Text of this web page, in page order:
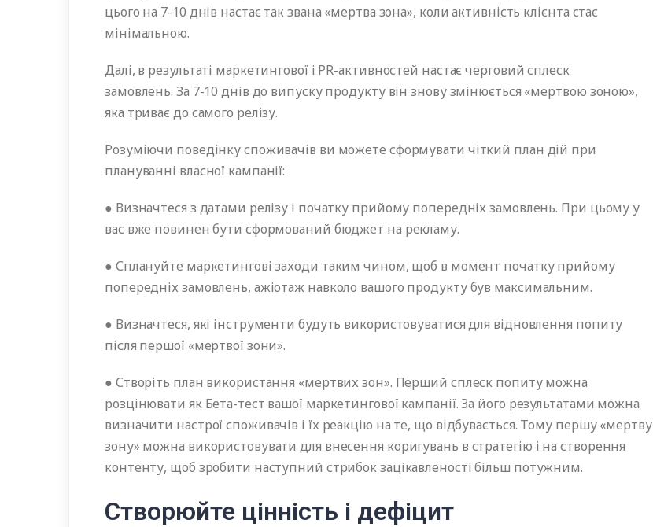
цього на 7-10 днів настає так звана «мертва зона», коли активність клієнта стає
мінімальною.
Далі, в результаті маркетингової і PR-активностей настає черговий сплеск
замовлень. За 7-10 днів до випуску продукту він знову змінюється «мертвою зоною»,
яка триває до самого релізу.
Розуміючи поведінку споживачів ви можете сформувати чіткий план дій при
плануванні власної кампанії:
● Визначтеся з датами релізу і початку прийому попередніх замовлень. При цьому у
вас вже повинен бути сформований бюджет на рекламу.
● Сплануйте маркетингові заходи таким чином, щоб в момент початку прийому
попередніх замовлень, ажіотаж навколо вашого продукту був максимальним.
● Визначтеся, які інструменти будуть використовуватися для відновлення попиту
після першої «мертвої зони».
● Створіть план використання «мертвих зон». Перший сплеск попиту можна
розцінювати як Бета-тест вашої маркетингової кампанії. За його результатами можна
визначити настрої споживачів і їх реакцію на те, що відбувається. Тому першу «мертву
зону» можна використовувати для внесення коригувань в стратегію і на створення
контенту, щоб зробити наступний стрибок зацікавленості більш потужним.
Створюйте цінність і дефіцит